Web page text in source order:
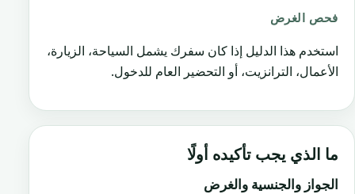
فحص الغرض
استخدم هذا الدليل إذا كان سفرك يشمل السياحة، الزيارة،
الأعمال، الترانزيت، أو التحضير العام للدخول.
ما الذي يجب تأكيده أولًا
الجواز والجنسية والغرض